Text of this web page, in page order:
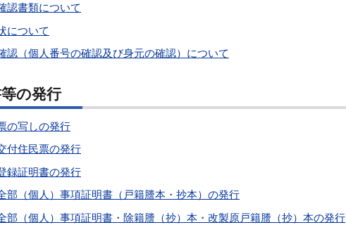
認書類について
について
認（個人番号の確認及び身元の確認）について
の発行
の写しの発行
付住民票の発行
録証明書の発行
部（個人）事項証明書（戸籍謄本・抄本）の発行
部（個人）事項証明書・除籍謄（抄）本・改製原戸籍謄（抄）本の発行